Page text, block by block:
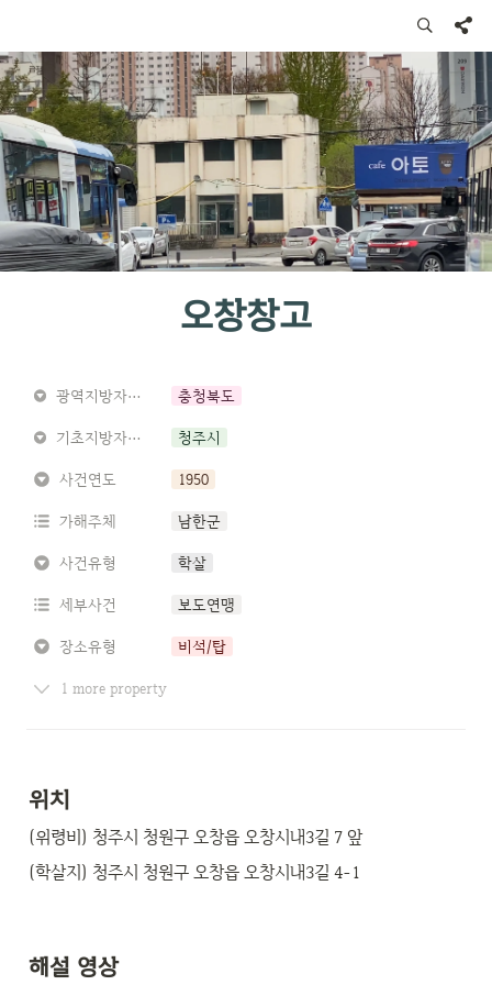
오창창고
광역지방자치단체 충청북도
기초지방자치단체 청주시
사건연도 1950
가해주체 남한군
사건유형 학살
세부사건 보도연맹
장소유형 비석/탑
1 more property
위치
(위령비) 청주시 청원구 오창읍 오창시내3길 7 앞
(학살지) 청주시 청원구 오창읍 오창시내3길 4-1
해설 영상